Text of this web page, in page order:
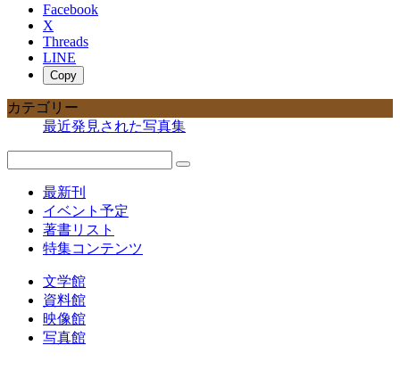
Facebook
X
Threads
LINE
Copy
カテゴリー
最近発見された写真集
最新刊
イベント予定
著書リスト
特集コンテンツ
文学館
資料館
映像館
写真館